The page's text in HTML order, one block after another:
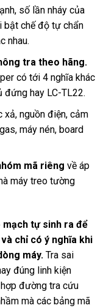
số lần nháy của
bật chế độ tự chẩn
nhau.
tra theo hãng.
có tới 4 nghĩa khác
đứng hay LC-TL22.
nguồn điện, cảm
máy nén, board
mã riêng về áp
máy treo tường
mạch tự sinh ra để
chỉ có ý nghĩa khi
máy. Tra sai
đúng linh kiện
đường tra cứu
mà các bảng mã